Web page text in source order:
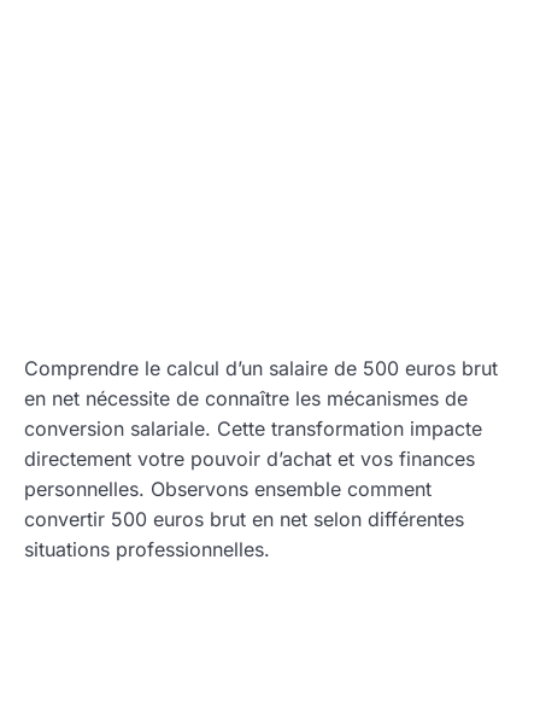
Comprendre le calcul d’un salaire de 500 euros brut
en net nécessite de connaître les mécanismes de
conversion salariale. Cette transformation impacte
directement votre pouvoir d’achat et vos finances
personnelles. Observons ensemble comment
convertir 500 euros brut en net selon différentes
situations professionnelles.